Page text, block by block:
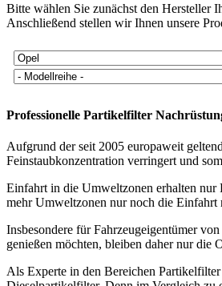
Bitte wählen Sie zunächst den Hersteller
Anschließend stellen wir Ihnen unsere
Professionelle Partikelfilter
Aufgrund der seit 2005 europaweit
Feinstaubkonzentration verringert und
Einfahrt in die Umweltzonen erhalten nur
mehr Umweltzonen nur noch die Einfahrt
Insbesondere für Fahrzeugeigentümer
genießen möchten, bleiben daher nur die
Als Experte in den Bereichen